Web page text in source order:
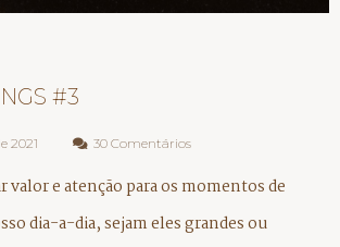
#3
2021 30 Comentários
valor e atenção para os momentos de
dia-a-dia, sejam eles grandes ou